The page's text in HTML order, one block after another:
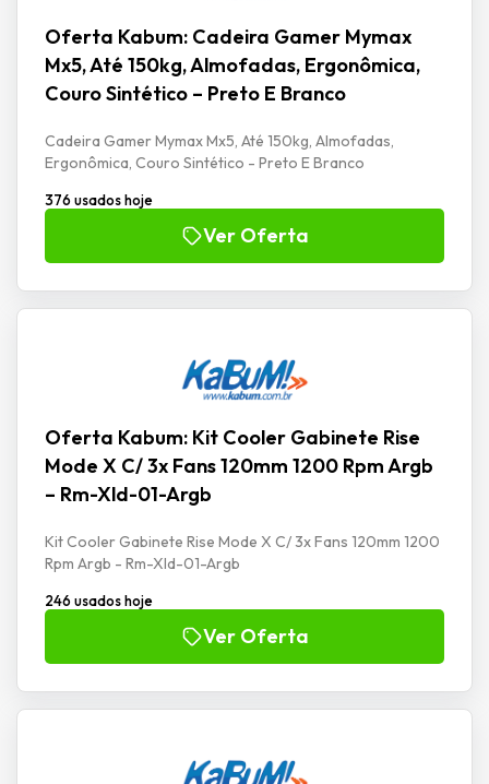
Oferta Kabum: Cadeira Gamer Mymax
Mx5, Até 150kg, Almofadas, Ergonômica,
Couro Sintético – Preto E Branco
Cadeira Gamer Mymax Mx5, Até 150kg, Almofadas,
Ergonômica, Couro Sintético - Preto E Branco
376 usados hoje
Ver Oferta
Oferta Kabum: Kit Cooler Gabinete Rise
Mode X C/ 3x Fans 120mm 1200 Rpm Argb
– Rm-Xld-01-Argb
Kit Cooler Gabinete Rise Mode X C/ 3x Fans 120mm 1200
Rpm Argb - Rm-Xld-01-Argb
246 usados hoje
Ver Oferta